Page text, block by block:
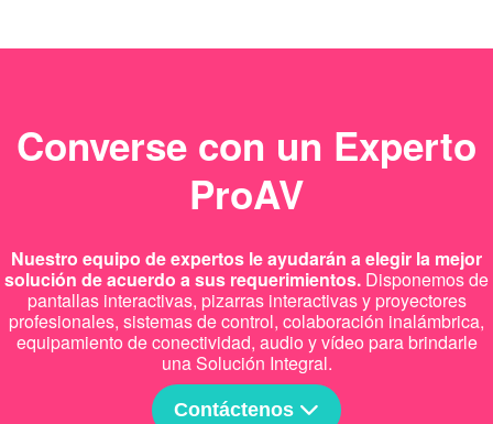
Converse con un Experto
ProAV
Nuestro equipo de expertos le ayudarán a elegir la mejor
solución de acuerdo a sus requerimientos. Disponemos de
pantallas interactivas, pizarras interactivas y proyectores
profesionales, sistemas de control, colaboración inalámbrica,
equipamiento de conectividad, audio y vídeo para brindarle
una Solución Integral.
Contáctenos